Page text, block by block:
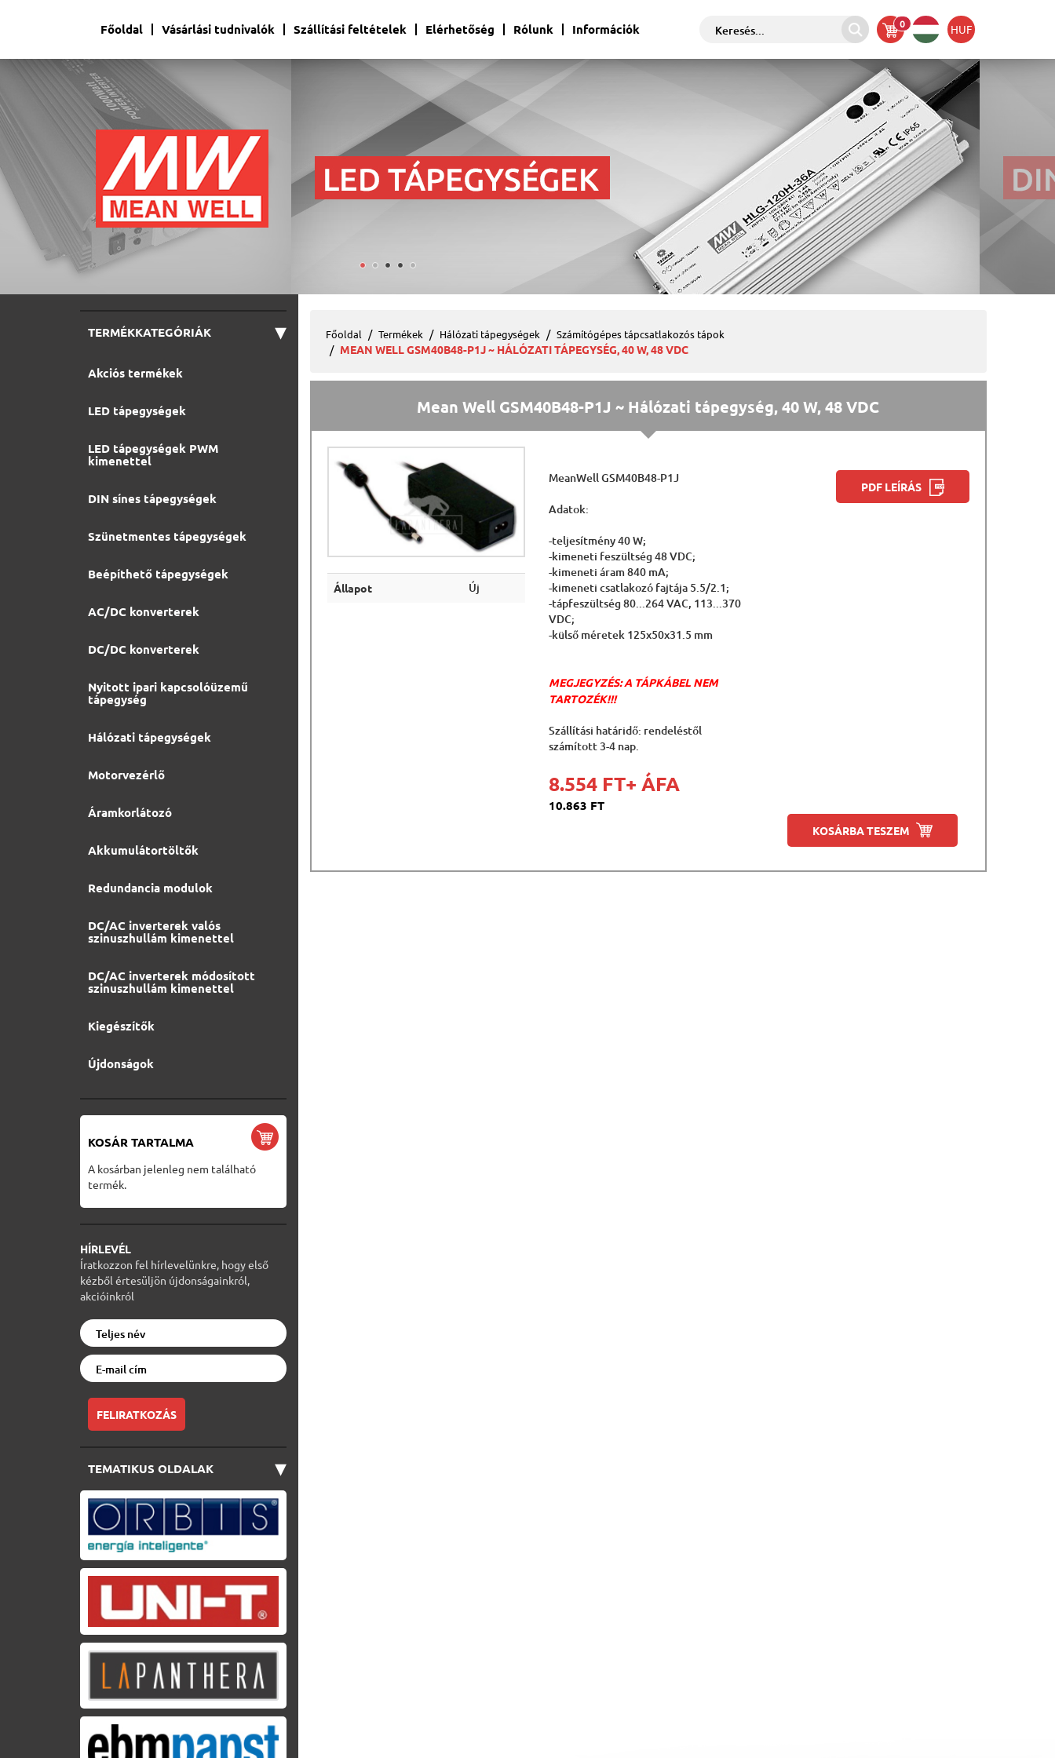
Főoldal Vásárlási tudnivalók Szállítási feltételek Elérhetőség Rólunk Információk HUF
0
TERMÉKKATEGÓRIÁK ▾
Akciós termékek
LED tápegységek
LED tápegységek PWM
kimenettel
DIN sínes tápegységek
Szünetmentes tápegységek
Beépíthető tápegységek
AC/DC konverterek
DC/DC konverterek
Nyitott ipari kapcsolóüzemű
tápegység
Hálózati tápegységek
Motorvezérlő
Áramkorlátozó
Akkumulátortöltők
Redundancia modulok
DC/AC inverterek valós
szinuszhullám kimenettel
DC/AC inverterek módosított
szinuszhullám kimenettel
Kiegészítők
Újdonságok
KOSÁR TARTALMA
A kosárban jelenleg nem található
termék.
HÍRLEVÉL
Íratkozzon fel hírlevelünkre, hogy első
kézből értesüljön újdonságainkról,
akcióinkról
FELIRATKOZÁS
TEMATIKUS OLDALAK ▾
Főoldal Termékek Hálózati tápegységek Számítógépes tápcsatlakozós tápok
MEAN WELL GSM40B48-P1J ~ HÁLÓZATI TÁPEGYSÉG, 40 W, 48 VDC
Mean Well GSM40B48-P1J ~ Hálózati tápegység, 40 W, 48 VDC
Állapot Új
MeanWell GSM40B48-P1J
Adatok:
-teljesítmény 40 W;
-kimeneti feszültség 48 VDC;
-kimeneti áram 840 mA;
-kimeneti csatlakozó fajtája 5.5/2.1;
-tápfeszültség 80...264 VAC, 113...370
VDC;
-külső méretek 125x50x31.5 mm
MEGJEGYZÉS: A TÁPKÁBEL NEM
TARTOZÉK!!!
Szállítási határidő: rendeléstől
számított 3-4 nap.
8.554 FT+ ÁFA
10.863 FT
PDF LEÍRÁS
KOSÁRBA TESZEM